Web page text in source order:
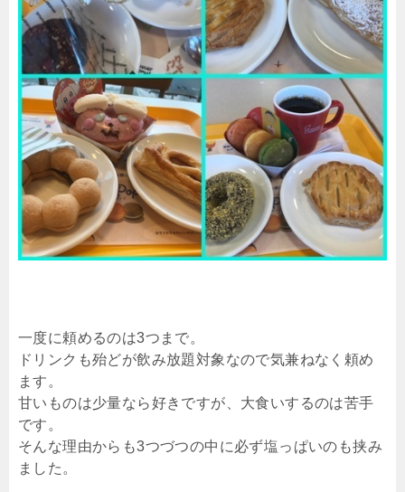
一度に頼めるのは3つまで。
ドリンクも殆どが飲み放題対象なので気兼ねなく頼め
ます。
甘いものは少量なら好きですが、大食いするのは苦手
です。
そんな理由からも3つづつの中に必ず塩っぱいのも挟み
ました。